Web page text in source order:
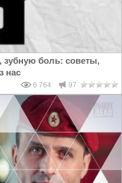
зубную боль: советы,
нас
6 764 97